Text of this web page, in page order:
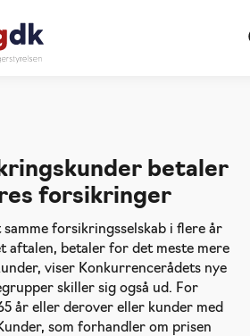
Loyale forsikringskunder betaler
deres forsikringer
betaler
forsikringer
samme forsikringsselskab i flere år
aftalen, betaler for det meste mere
viser Konkurrencerådets nye
skiller sig også ud. For
år eller derover eller kunder med
som forhandler om prisen